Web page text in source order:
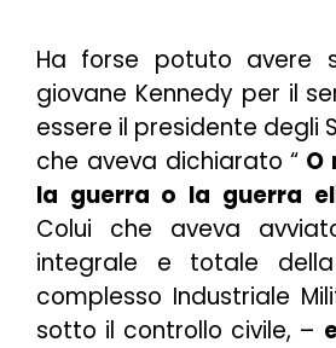
Ha forse potuto avere
giovane Kennedy per il
essere il presidente degli
che aveva dichiarato “ O
la guerra o la guerra
Colui che aveva
integrale e totale
complesso Industriale
sotto il controllo civile, –